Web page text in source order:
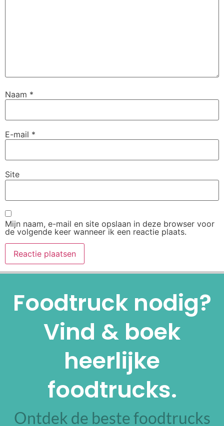
Naam *
E-mail *
Site
Mijn naam, e-mail en site opslaan in deze browser voor
de volgende keer wanneer ik een reactie plaats.
Foodtruck nodig?
Vind & boek
heerlijke
foodtrucks.
Ontdek de beste foodtrucks